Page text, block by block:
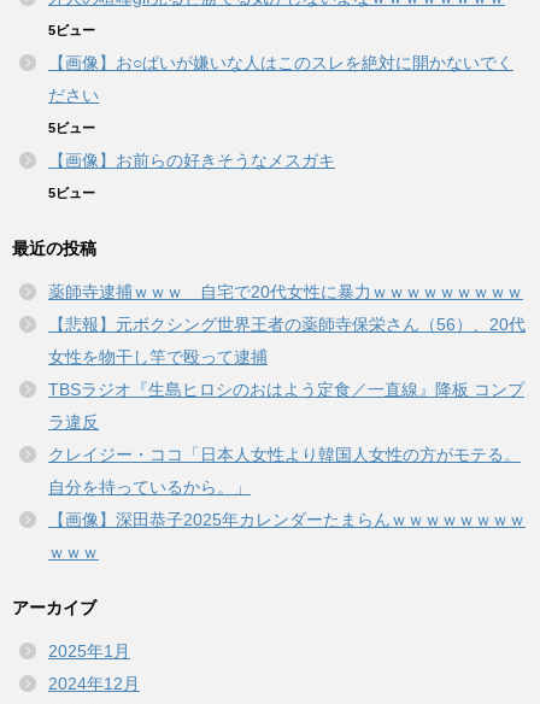
5ビュー
【画像】お○ぱいが嫌いな人はこのスレを絶対に開かないでく
ださい
5ビュー
【画像】お前らの好きそうなメスガキ
5ビュー
最近の投稿
薬師寺逮捕ｗｗｗ 自宅で20代女性に暴力ｗｗｗｗｗｗｗｗｗ
【悲報】元ボクシング世界王者の薬師寺保栄さん（56）、20代
女性を物干し竿で殴って逮捕
TBSラジオ『生島ヒロシのおはよう定食／一直線』降板 コンプ
ラ違反
クレイジー・ココ「日本人女性より韓国人女性の方がモテる。
自分を持っているから。」
【画像】深田恭子2025年カレンダーたまらんｗｗｗｗｗｗｗｗ
ｗｗｗ
アーカイブ
2025年1月
2024年12月